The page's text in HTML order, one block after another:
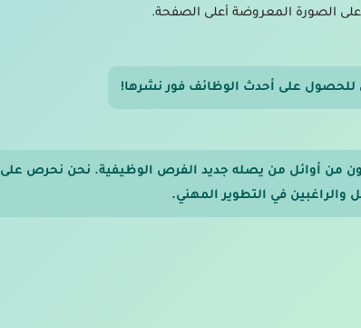
الصورة المعروضة أعلى الصفحة.
للحصول على أحدث الوظائف فور نشرها!
من أوائل من يصله جديد الفرص الوظيفية. نحن نحرص على
في التطوير المهني.